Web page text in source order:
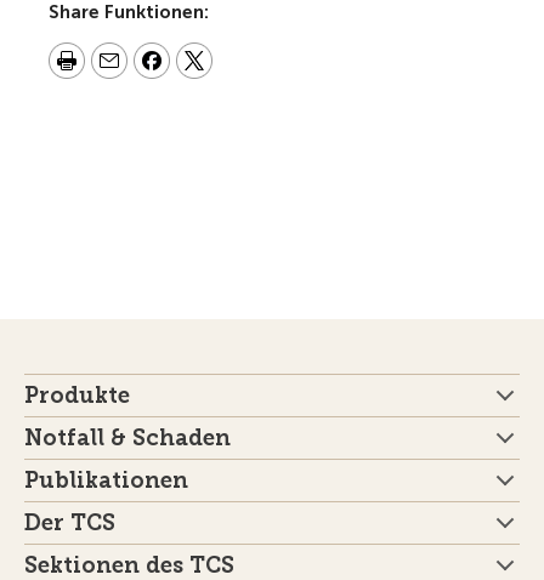
Share Funktionen:
Produkte
Notfall & Schaden
Publikationen
Der TCS
Sektionen des TCS